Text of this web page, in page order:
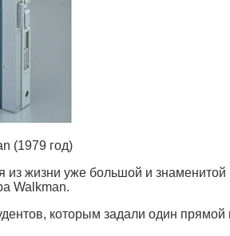
(1979 год)
из жизни уже большой и
Walkman.
которым задали один